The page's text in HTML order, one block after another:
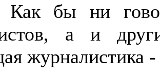
Как бы ни
а и
журналистика